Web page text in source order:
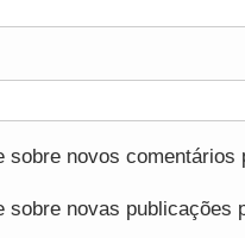
sobre novos comentários
sobre novas publicações